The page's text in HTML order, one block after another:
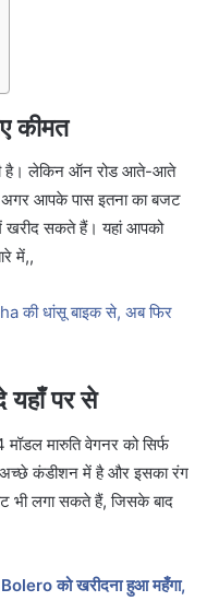
कीमत
है। लेकिन ऑन रोड आते-आते
अगर आपके पास इतना का बजट
खरीद सकते हैं। यहां आपको
में,,
की धांसू बाइक से, अब फिर
पर से
मारुति वेगनर को सिर्फ
अच्छे कंडीशन में है और इसका रंग
भी लगा सकते हैं, जिसके बाद
Bolero को खरीदना हुआ महँगा,